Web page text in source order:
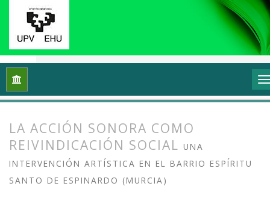
Inicio Vol. 3 Núm. 2 (2015): Entre la escucha y el
LA ACCIÓN SONORA COMO
REIVINDICACIÓN SOCIAL UNA
INTERVENCIÓN ARTÍSTICA EN EL BARRIO ESPÍRITU
SANTO DE ESPINARDO (MURCIA)